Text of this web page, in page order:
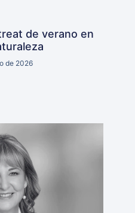
de verano en
de 2026